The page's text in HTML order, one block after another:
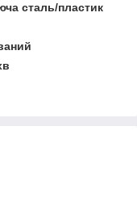
сталь/пластик